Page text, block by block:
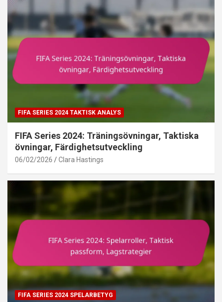
FIFA SERIES 2024 TAKTISK ANALYS
FIFA Series 2024: Träningsövningar, Taktiska
övningar, Färdighetsutveckling
06/02/2026 Clara Hastings
FIFA SERIES 2024 SPELARBETYG